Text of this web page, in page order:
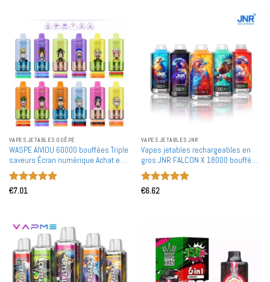
VAPES JETABLES GUÊPE
WASPE AIVIOU 60000 bouffées Triple
saveurs Écran numérique Achat en
gros 60K Vapes jetables
rechargeables en gros
Note
€7.01
VAPES JETABLES JNR
Vapes jetables rechargeables en
gros JNR FALCON X 18000 bouffées
Affichage LED double maille Achat
en bulk
Note
€6.62